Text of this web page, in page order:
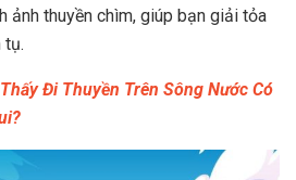
ảnh thuyền chìm, giúp bạn giải tỏa
tụ.
Đi Thuyền Trên Sông Nước Có